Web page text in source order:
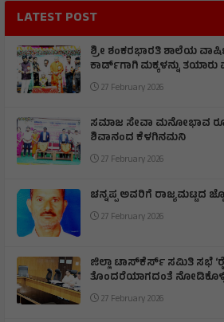
LATEST POST
ಶ್ರೀ ಶಂಕರಭಾರತಿ ಶಾಲೆಯ
ಕಾರ್ಡ್‌ಗಾಗಿ ಮಕ್ಕಳನ್ನು
27 February 2026
ಸಮಾಜ ಸೇವಾ ಮನೋಭಾವ
ಶಿವಾನಂದ ಕೆಳಗಿನಮನಿ
27 February 2026
ಚನ್ನಪ್ಪ ಅವರಿಗೆ ರಾಜ್ಯಮಟ್ಟದ
27 February 2026
ಜಿಲ್ಲಾ ಟಾಸ್‌‌ಕೆರ್ಸ್ ಸಮಿತಿ ಸಭೆ
ತೊಂದರೆಯಾಗದಂತೆ
27 February 2026